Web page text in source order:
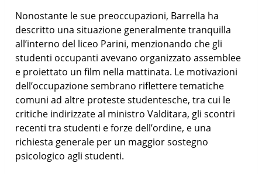
Nonostante le sue preoccupazioni, Barrella ha
descritto una situazione generalmente tranquilla
all’interno del liceo Parini, menzionando che gli
studenti occupanti avevano organizzato assemblee
e proiettato un film nella mattinata. Le motivazioni
dell’occupazione sembrano riflettere tematiche
comuni ad altre proteste studentesche, tra cui le
critiche indirizzate al ministro Valditara, gli scontri
recenti tra studenti e forze dell’ordine, e una
richiesta generale per un maggior sostegno
psicologico agli studenti.